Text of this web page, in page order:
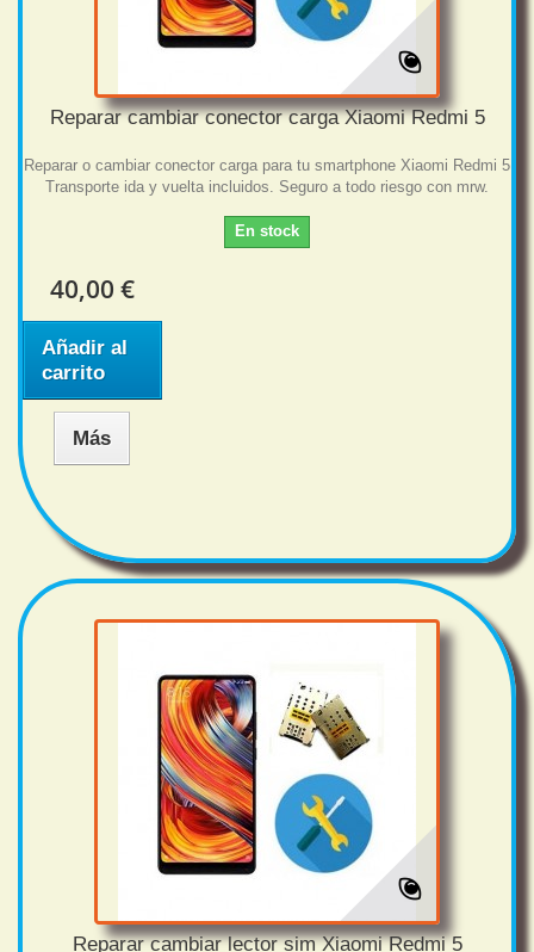
Reparar cambiar conector carga Xiaomi Redmi 5
Reparar o cambiar conector carga para tu smartphone Xiaomi Redmi 5
Transporte ida y vuelta incluidos. Seguro a todo riesgo con mrw.
En stock
40,00 €
Añadir al
carrito
Más
Reparar cambiar lector sim Xiaomi Redmi 5